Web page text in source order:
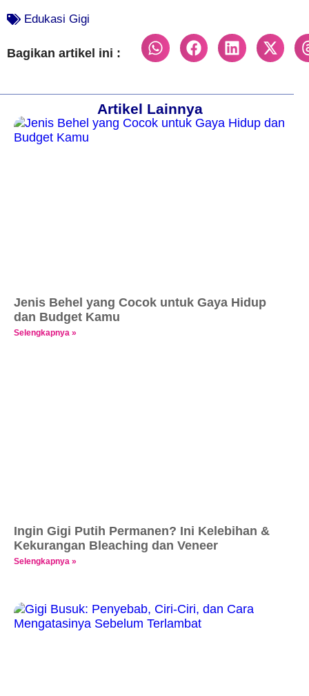
Edukasi Gigi
Bagikan artikel ini :
Artikel Lainnya
Jenis Behel yang Cocok untuk Gaya Hidup
dan Budget Kamu
Selengkapnya »
Ingin Gigi Putih Permanen? Ini Kelebihan &
Kekurangan Bleaching dan Veneer
Selengkapnya »